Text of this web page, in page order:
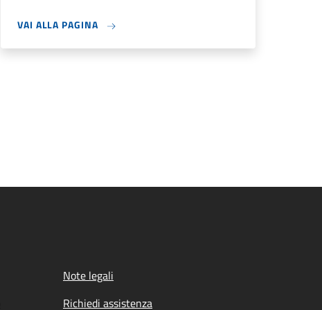
VAI ALLA PAGINA
Note legali
Richiedi assistenza